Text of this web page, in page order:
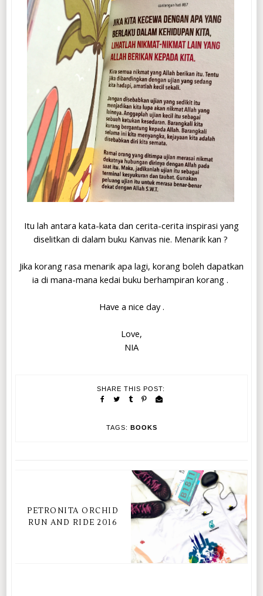
Itu lah antara kata-kata dan cerita-cerita inspirasi yang
diselitkan di dalam buku Kanvas nie. Menarik kan ?
Jika korang rasa menarik apa lagi, korang boleh dapatkan
ia di mana-mana kedai buku berhampiran korang .
Have a nice day .
Love,
NIA
SHARE THIS POST:
TAGS: BOOKS
PETRONITA ORCHID
RUN AND RIDE 2016